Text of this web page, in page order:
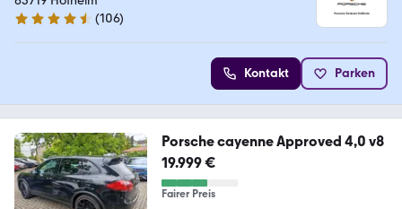
4.7 Sterne
(106)
Kontakt Parken
Porsche cayenne Approved 4,0 v8
19.999 €
Fairer Preis